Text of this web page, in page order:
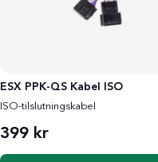
ESX PPK-QS Kabel ISO
ISO-tilslutningskabel
399 kr